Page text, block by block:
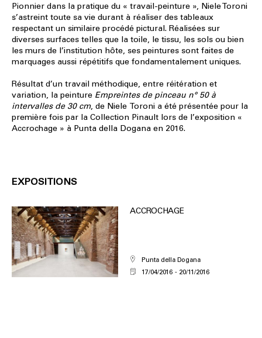
Pionnier dans la pratique du « travail-peinture », Niele Toroni
s’astreint toute sa vie durant à réaliser des tableaux
respectant un similaire procédé pictural. Réalisées sur
diverses surfaces telles que la toile, le tissu, les sols ou bien
les murs de l’institution hôte, ses peintures sont faites de
marquages aussi répétitifs que fondamentalement uniques.
Résultat d’un travail méthodique, entre réitération et
variation, la peinture Empreintes de pinceau n° 50 à
intervalles de 30 cm, de Niele Toroni a été présentée pour la
première fois par la Collection Pinault lors de l’exposition «
Accrochage » à Punta della Dogana en 2016.
EXPOSITIONS
ACCROCHAGE
Punta della Dogana
17/04/2016
20/11/2016